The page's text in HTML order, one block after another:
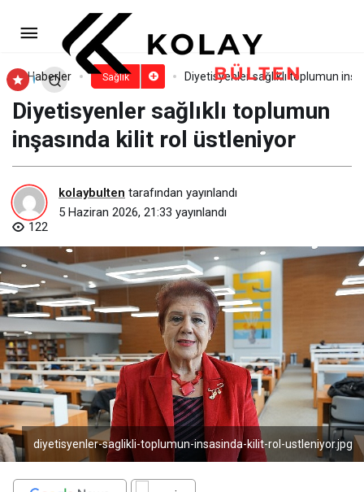
Haberler Sağlık Diyetisyenler sağlıklı toplumun
Diyetisyenler sağlıklı toplumun
inşasında kilit rol üstleniyor
kolaybulten tarafından yayınlandı
5 Haziran 2026, 21:33 yayınlandı
122
diyetisyenler-saglikli-toplumun-insasinda-kilit-rol-ustleniyor.jpg
ChatGPT diyet yazabilir ama
diyetisyenin yerini alamaz!
Yorum Yap Paylaş